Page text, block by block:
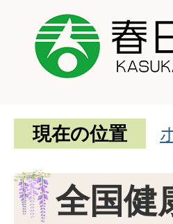
現在の位置
全国健